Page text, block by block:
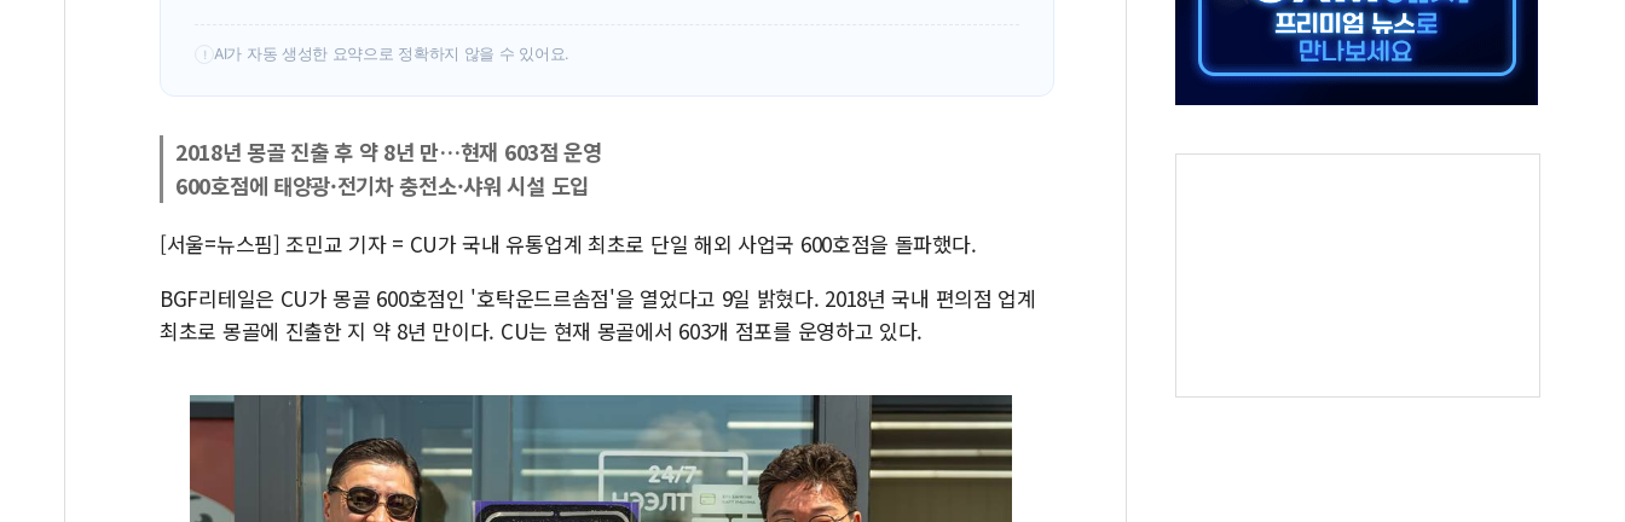
! AI가 자동 생성한 요약으로 정확하지 않을 수 있어요.
2018년 몽골 진출 후 약 8년 만…현재 603점 운영
600호점에 태양광·전기차 충전소·샤워 시설 도입
[서울=뉴스핌] 조민교 기자 = CU가 국내 유통업계 최초로 단일 해외 사업국 600호점을 돌파했다.
BGF리테일은 CU가 몽골 600호점인 '호탁운드르솜점'을 열었다고 9일 밝혔다. 2018년 국내 편의점 업계
최초로 몽골에 진출한 지 약 8년 만이다. CU는 현재 몽골에서 603개 점포를 운영하고 있다.